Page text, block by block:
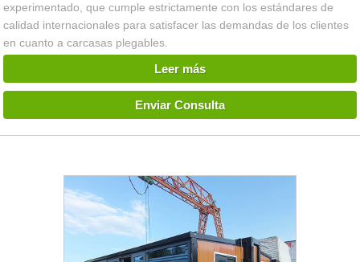
experimentado, que cumple estrictamente con los estándares de
calidad internacionales para satisfacer las demandas de los clientes
en cuanto a carcasas plegables.
Leer más
Enviar Consulta